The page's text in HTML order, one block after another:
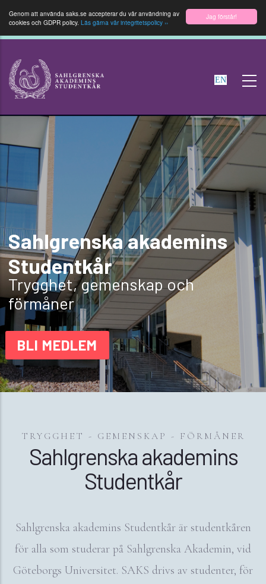
Jag förstår!
Genom att använda saks.se accepterar du vår användning av
cookies och GDPR policy. Läs gärna vår integritetspolicy ››
till
huvudinnehåll
EN
Sahlgrenska akademins
Studentkår
Trygghet, gemenskap och
förmåner
BLI MEDLEM
TRYGGHET - GEMENSKAP - FÖRMÅNER
Sahlgrenska akademins
Studentkår
Sahlgrenska akademins Studentkår är studentkåren
för alla som studerar på Sahlgrenska Akademin, vid
Göteborgs Universitet. SAKS drivs av studenter, för